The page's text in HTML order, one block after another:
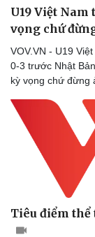
Sức khỏe
Dinh dưỡng - món
U19 Việt Nam
vọng chứ
VOV.VN - U19
0-3 trước Nhật
kỳ vọng chứ đừng
Tiêu điểm thể